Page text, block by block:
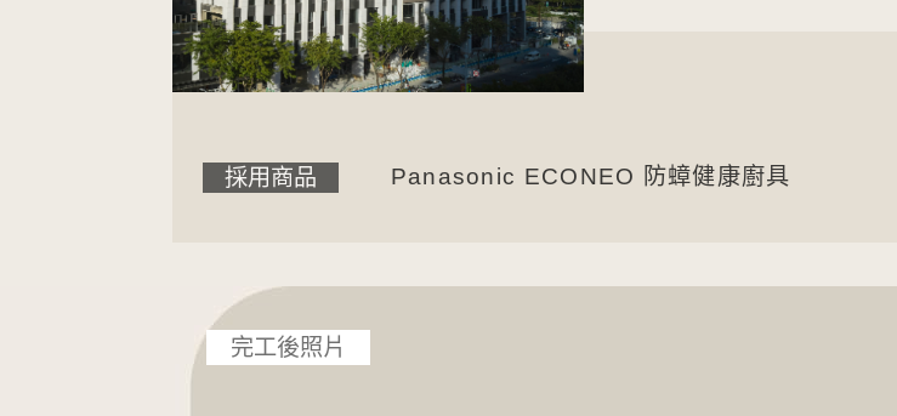
採用商品 Panasonic ECONEO 防蟑健康廚具
完工後照片